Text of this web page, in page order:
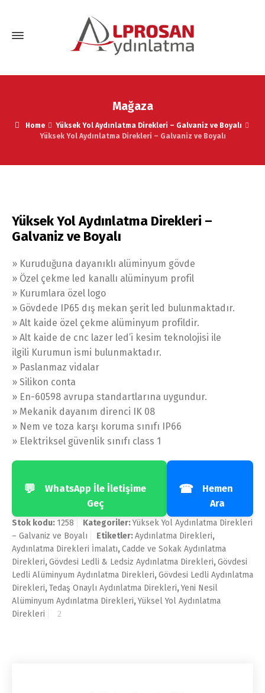
Mağaza
Home
Yüksek Yol Aydınlatma Direkleri – Galvaniz ve Boyalı
Yüksek Yol Aydınlatma Direkleri – Galvaniz ve Boyalı
Yüksek Yol Aydınlatma Direkleri –
Galvaniz ve Boyalı
» Kuruduğuna dayanıklı alüminyum gövde
» Özel çekme led kanallı alüminyum profil
» Kurumlara özel logo
» Gövdede IP65 dış mekan şerit led bulunmaktadır.
» Alt kaide özel çekme alüminyum profildir.
» Alt kaide de cnc lazer led’i kesim teknolojisi ile
ilgili Kurumun ismi bulunmaktadır.
» Paslanmaz vidalar
» Silikon conta
» En-60598 avrupa standartlarına uygundur.
» Mekanik dayanım direnci IK 08
» Nem ve toza karşı koruma sınıfı IP66
» Elektriksel güvenlik sınıfı class 1
💬
WhatsApp İle İletişime
Geç
☎
Hemen
Ara
Stok kodu: 1258 Kategoriler:Yüksek Yol Aydınlatma Direkleri
– Galvaniz ve Boyalı
Etiketler:Aydınlatma Direkleri,
Aydınlatma Direkleri İmalatı,Cadde ve Sokak Aydınlatma
Direkleri,Gövdesi Ledli & Ledsiz Aydınlatma Direkleri,Gövdesi
Ledli Alüminyum Aydınlatma Direkleri,Gövdesi Ledli Aydınlatma
Direkleri,Tedaş Onaylı Aydınlatma Direkleri,Yeni Nesil
Alüminyum Aydınlatma Direkleri,Yüksel Yol Aydınlatma
Direkleri